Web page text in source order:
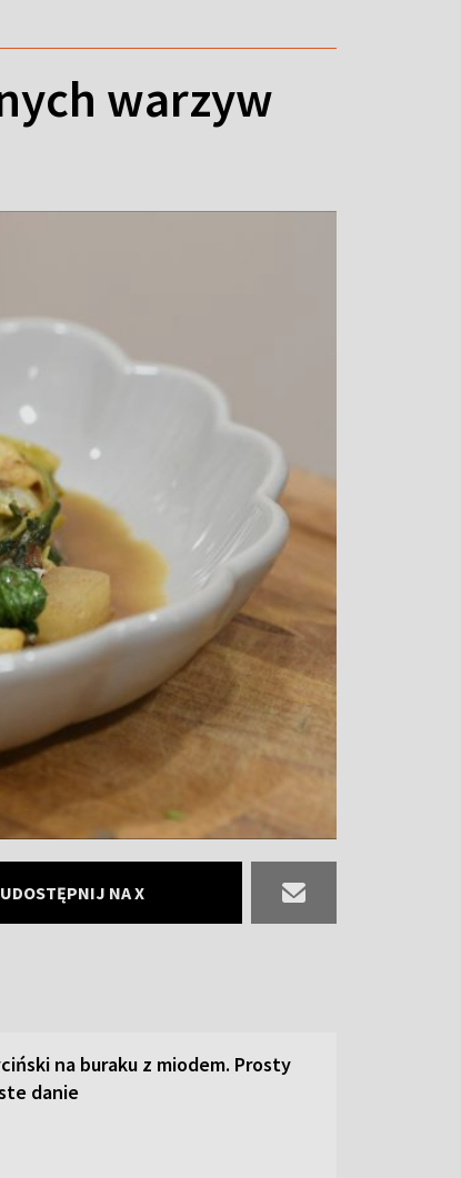
warzyw
UDOSTĘPNIJ NA X
na buraku z miodem. Prosty
danie